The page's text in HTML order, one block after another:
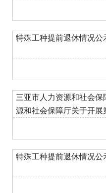
特殊工种提前退休情况公
三亚市人力资源和社会
源和社会保障厅关于开展
特殊工种提前退休情况公